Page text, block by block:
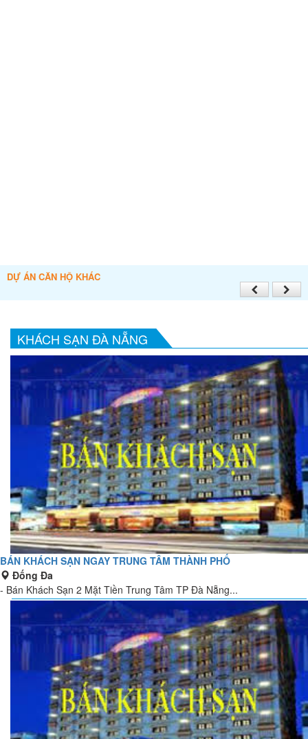
DỰ ÁN CĂN HỘ KHÁC
KHÁCH SẠN ĐÀ NẴNG
BÁN KHÁCH SẠN NGAY TRUNG TÂM THÀNH PHỐ
Đống Đa
- Bán Khách Sạn 2 Mặt Tiền Trung Tâm TP Đà Nẵng...